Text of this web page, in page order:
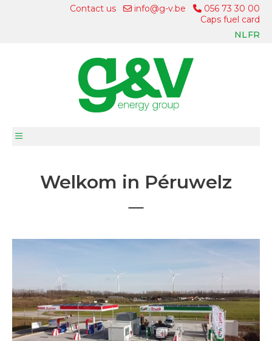
Contact us info@g-v.be
056 73 30 00
Caps fuel card
NLFR
Welkom in Péruwelz